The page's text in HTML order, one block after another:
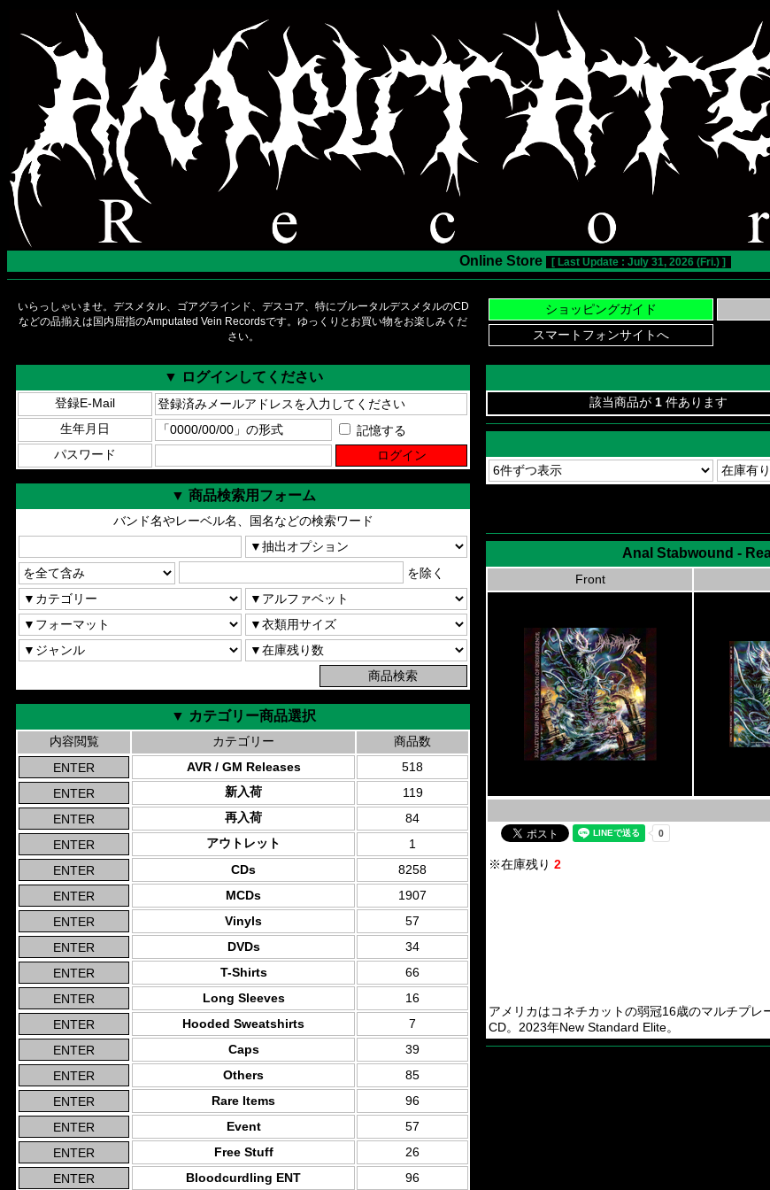
Online Store [ Last Update : July 31, 2026 (Fri.) ]
いらっしゃいませ。デスメタル、ゴアグラインド、デスコア、特にブルータルデスメタルのCD
などの品揃えは国内屈指のAmputated Vein Recordsです。ゆっくりとお買い物をお楽しみくだ
さい。
▼ ログインしてください
登録E-Mail
生年月日
記憶する
パスワード
▼ 商品検索用フォーム
バンド名やレーベル名、国名などの検索ワード
を除く
▼ カテゴリー商品選択
内容閲覧 カテゴリー
商品数
AVR / GM Releases
518
新入荷
119
再入荷
84
アウトレット
1
CDs
8258
MCDs
1907
Vinyls
57
DVDs
34
T-Shirts
66
Long Sleeves
16
Hooded Sweatshirts
7
Caps
39
Others
85
Rare Items
96
Event
57
Free Stuff
26
Bloodcurdling ENT
96
該当商品が 1 件あります
Anal Stabwound -
Front
※在庫残り 2
アメリカはコネチカットの弱冠16歳のマルチプ
CD。2023年New Standard Elite。